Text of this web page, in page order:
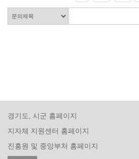
경기도, 시군 홈페이지
지자체 지원센터 홈페이지
진흥원 및 중앙부처 홈페이지